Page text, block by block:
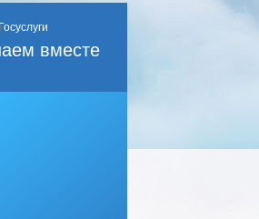
вместе